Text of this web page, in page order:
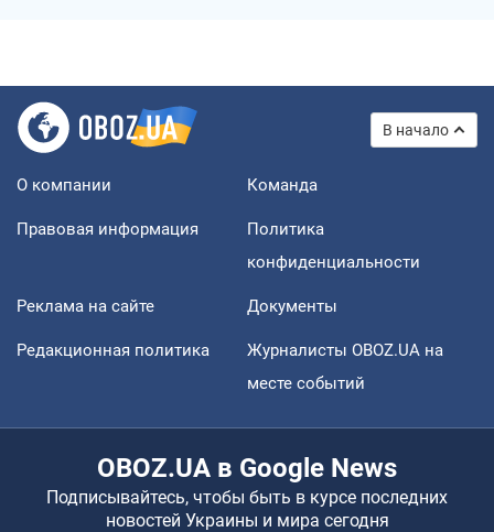
В начало
О компании Команда
Правовая информация
Политика
конфиденциальности
Реклама на сайте Документы
Редакционная политика
Журналисты OBOZ.UA на
месте событий
OBOZ.UA в Google News
Подписывайтесь, чтобы быть в курсе последних
новостей Украины и мира сегодня